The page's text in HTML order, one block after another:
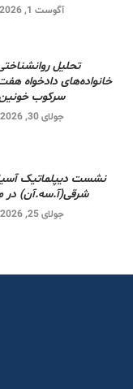
آگوست 1, 2026
تحلیل
خانواده‌های دادخواه
سرکوب
جولای 30, 2026
نشست دیپلماتیک
شرقی‌(آ.سه.آن) در
جولای 25, 2026